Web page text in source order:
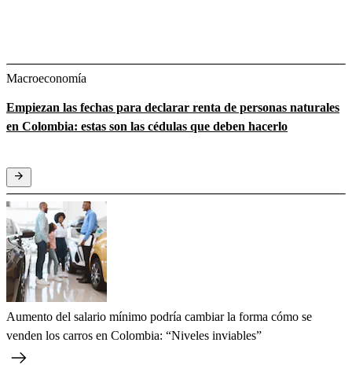
Macroeconomía
Empiezan las fechas para declarar renta de personas naturales
en Colombia: estas son las cédulas que deben hacerlo
Aumento del salario mínimo podría cambiar la forma cómo se
venden los carros en Colombia: “Niveles inviables”